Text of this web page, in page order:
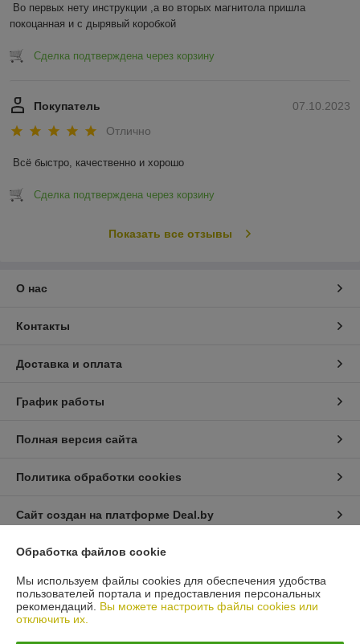
Во первых нету инструкции ,а во вторых магнитола пришла
покоцанная и с дырявый коробкой
Сделка подтверждена через корзину
07.10.2023
Покупатель
Отлично
Всё быстро, качественно и хорошо
Сделка подтверждена через корзину
Показать все отзывы
О нас
Контакты
Доставка и оплата
График работы
Полная версия сайта
Политика обработки cookies
Сайт создан на платформе Deal.by
Юридическое лицо:Общество с ограниченной ответственностью
«Автопроект Плюс»
г. Минск, ул. Тимирязева, д.114-8
Регистрационный номер ЕГР: 193664948
Обработка файлов cookie
Мы используем файлы cookies для обеспечения удобства
пользователей портала и предоставления персональных
рекомендаций. Вы можете настроить файлы cookies или
отключить их.